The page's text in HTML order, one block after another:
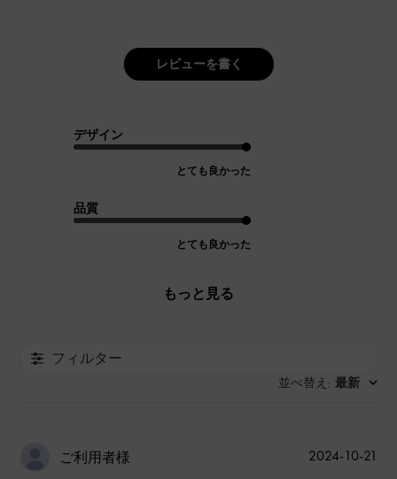
レビューを書く
デザイン
とても良かった
品質
とても良かった
もっと見る
フィルター
並べ替え : 最新
ご利用者様 2024-10-21